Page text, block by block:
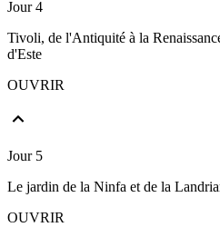
Jour 4
Tivoli, de l'Antiquité à la
d'Este
OUVRIR
Jour 5
Le jardin de la Ninfa et de la
OUVRIR